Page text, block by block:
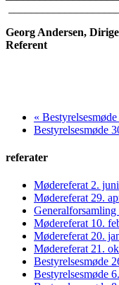
Georg
Referent
«
Bestyrelsesmøde
referater
Mødereferat 2. juni
Mødereferat 29.
Generalforsamling
Mødereferat 10.
Mødereferat 20.
Mødereferat 21.
Bestyrelsesmøde
Bestyrelsesmøde